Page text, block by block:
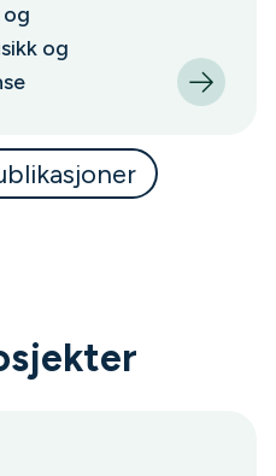
og